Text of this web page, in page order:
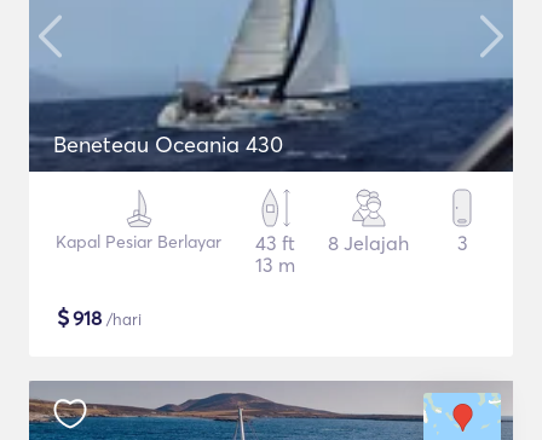
Beneteau Oceania 430
Kapal Pesiar Berlayar
43 ft
13 m
8 Jelajah 3
$918 /hari